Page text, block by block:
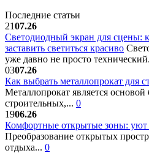
Последние статьи
2107.26
Светодиодный экран для сцены:
заставить светиться красиво
уже давно не просто
0307.26
Как выбрать металлопрокат для
Металлопрокат является
строительных,... 0
1906.26
Комфортные открытые зоны: уют
Преобразование открытых
отдыха... 0